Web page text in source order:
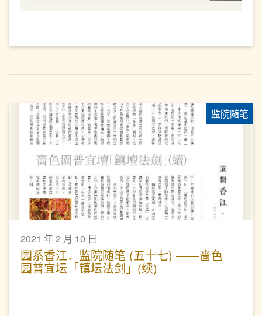
监院随笔
2021 年 2 月 10 日
园系香江．监院随笔 (五十七) ——啬色
园普宜坛「镇坛法剑」(续)